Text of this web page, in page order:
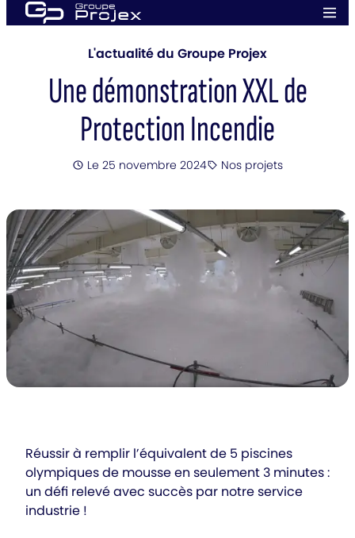
Aller
au
L'actualité du Groupe Projex
Une démonstration XXL de
Protection Incendie
Posté
Le 25 novembre 2024Catégorie
Nos projets
Réussir à remplir l’équivalent de 5 piscines
olympiques de mousse en seulement 3 minutes :
un défi relevé avec succès par notre service
industrie !